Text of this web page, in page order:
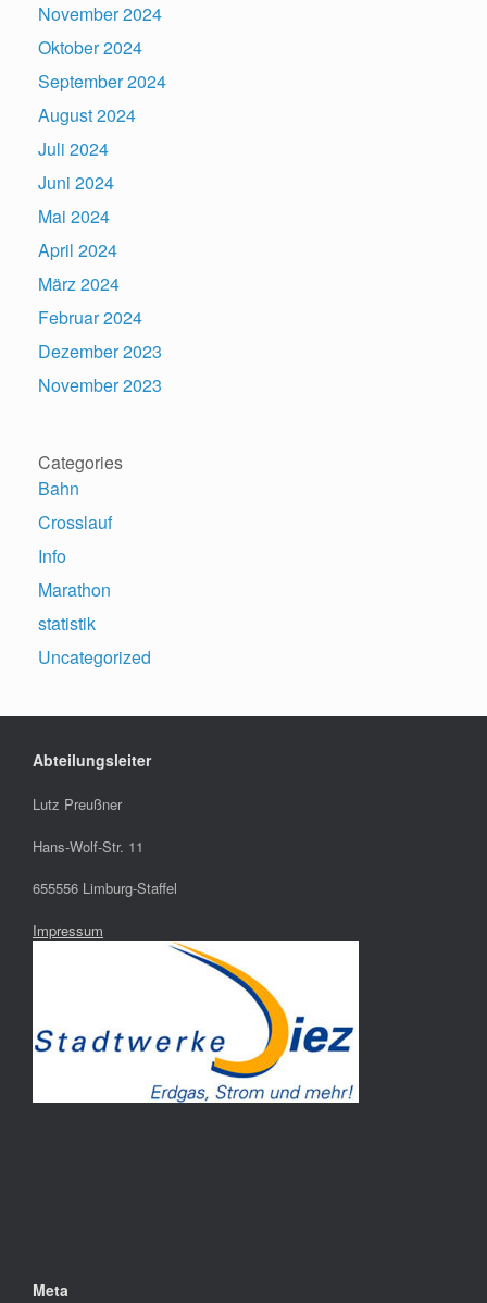
November 2024
Oktober 2024
September 2024
August 2024
Juli 2024
Juni 2024
Mai 2024
April 2024
März 2024
Februar 2024
Dezember 2023
November 2023
Categories
Bahn
Crosslauf
Info
Marathon
statistik
Uncategorized
Abteilungsleiter
Lutz Preußner
Hans-Wolf-Str. 11
655556 Limburg-Staffel
Impressum
Meta